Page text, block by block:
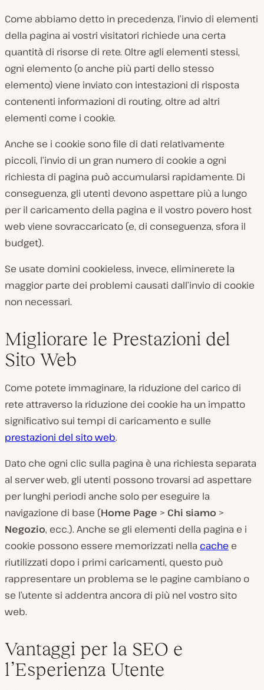
Come abbiamo detto in precedenza, l’invio di elementi
della pagina ai vostri visitatori richiede una certa
quantità di risorse di rete. Oltre agli elementi stessi,
ogni elemento (o anche più parti dello stesso
elemento) viene inviato con intestazioni di risposta
contenenti informazioni di routing, oltre ad altri
elementi come i cookie.
Anche se i cookie sono file di dati relativamente
piccoli, l’invio di un gran numero di cookie a ogni
richiesta di pagina può accumularsi rapidamente. Di
conseguenza, gli utenti devono aspettare più a lungo
per il caricamento della pagina e il vostro povero host
web viene sovraccaricato (e, di conseguenza, sfora il
budget).
Se usate domini cookieless, invece, eliminerete la
maggior parte dei problemi causati dall’invio di cookie
non necessari.
Migliorare le Prestazioni del
Sito Web
Come potete immaginare, la riduzione del carico di
rete attraverso la riduzione dei cookie ha un impatto
significativo sui tempi di caricamento e sulle
prestazioni del sito web.
Dato che ogni clic sulla pagina è una richiesta separata
al server web, gli utenti possono trovarsi ad aspettare
per lunghi periodi anche solo per eseguire la
navigazione di base (Home Page > Chi siamo >
Negozio, ecc.). Anche se gli elementi della pagina e i
cookie possono essere memorizzati nella cache e
riutilizzati dopo i primi caricamenti, questo può
rappresentare un problema se le pagine cambiano o
se l’utente si addentra ancora di più nel vostro sito
web.
Vantaggi per la SEO e
l’Esperienza Utente